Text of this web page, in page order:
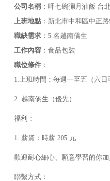
公司名稱：呷七碗彌月油飯 台
上班地點：新北市中和區中正路
職缺需求：5 名越南僑生
工作內容：食品包裝
職位條件：
1.上班時間：每週一至五（六日
2. 越南僑生（優先）
福利：
1. 薪資：時薪 205 元
歡迎耐心細心、願意學習的你加
聯繫方式：